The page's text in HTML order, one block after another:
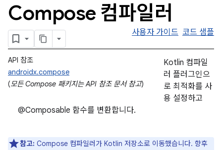
Compose 컴파일러
사용자 가이드 코드 샘플
API 참조
androidx.compose
(모든 Compose 패키지는 API 참조 문서 참고)
Kotlin 컴파일
러 플러그인으
로 최적화를 사
용 설정하고
@Composable 함수를 변환합니다.
참고: Compose 컴파일러가 Kotlin 저장소로 이동했습니다. 향후